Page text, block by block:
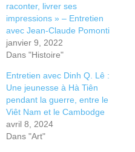
raconter, livrer ses
impressions » – Entretien
avec Jean-Claude Pomonti
janvier 9, 2022
Dans "Histoire"
Entretien avec Dinh Q. Lê :
Une jeunesse à Hà Tiên
pendant la guerre, entre le
Viêt Nam et le Cambodge
avril 8, 2024
Dans "Art"